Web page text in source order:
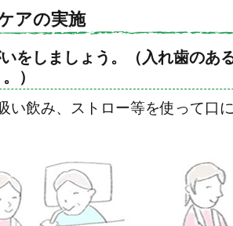
アの実施
をしましょう。（入れ歯のあ
）
い飲み、ストロー等を使って口